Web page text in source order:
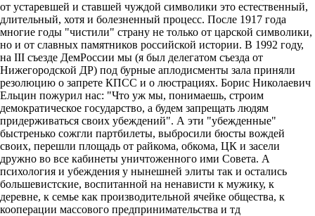
от устаревшей и ставшей чуждой символики это естественный,
длительный, хотя и болезненный процесс. После 1917 года
многие годы "чистили" страну не только от царской символики,
но и от славных памятников российской истории. В 1992 году,
на III съезде ДемРоссии мы (я был делегатом съезда от
Нижегородской ДР) под бурные аплодисменты зала приняли
резолюцию о запрете КПСС и о люстрациях. Борис Николаевич
Ельцин пожурил нас: "Что уж мы, понимаешь, строим
демократическое государство, а будем запрещать людям
придерживаться своих убеждений". А эти "убежденные"
быстренько сожгли партбилеты, выбросили бюсты вождей
своих, перешли площадь от райкома, обкома, ЦК и засели
дружно во все кабинеты уничтоженного ими Совета. А
психология и убеждения у нынешней элиты так и остались
большевистские, воспитанной на ненависти к мужику, к
деревне, к семье как производительной ячейке общества, к
кооперации массового предпринимательства и тд